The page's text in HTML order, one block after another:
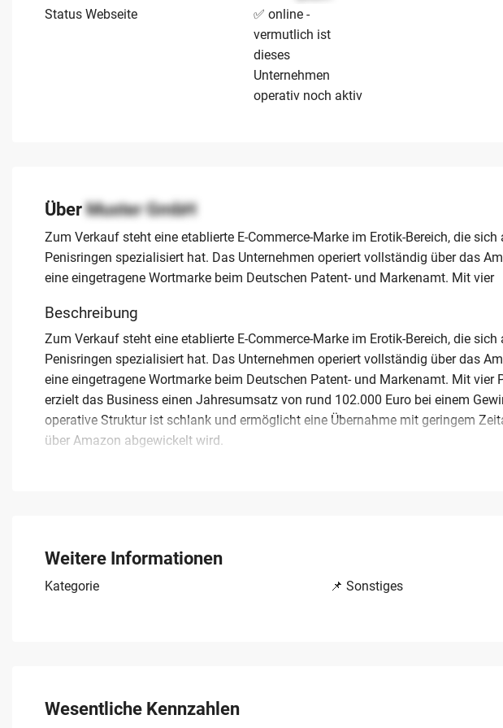
Status Webseite
✅ online -
vermutlich ist
dieses
Unternehmen
operativ noch aktiv
ÜberMuster GmbH
Zum Verkauf steht eine etablierte E-Commerce-Marke im Erotik-Bereich, die
Penisringen spezialisiert hat. Das Unternehmen operiert vollständig über das
eine eingetragene Wortmarke beim Deutschen Patent- und Markenamt. Mit vier
Beschreibung
Zum Verkauf steht eine etablierte E-Commerce-Marke im Erotik-Bereich, die
Penisringen spezialisiert hat. Das Unternehmen operiert vollständig über das
eine eingetragene Wortmarke beim Deutschen Patent- und Markenamt. Mit vier
erzielt das Business einen Jahresumsatz von rund 102.000 Euro bei einem
operative Struktur ist schlank und ermöglicht eine Übernahme mit geringem
über Amazon abgewickelt wird.
außerhalb von Amazon. Der Verkauf erfolgt aus strategischen Gründen, um
Weitere Informationen
Kategorie 📌 Sonstiges
Wesentliche Kennzahlen